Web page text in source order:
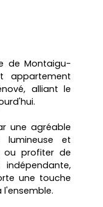
de Montaigu-
appartement
alliant le
une agréable
et
ou profiter de
une touche